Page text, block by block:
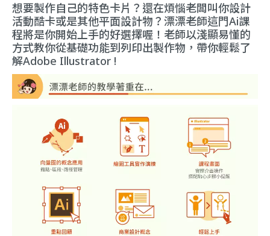
想要製作自己的特色卡片？還在煩惱老闆叫你設計
活動酷卡或是其他平面設計物？漂漂老師這門Ai課
程將是你開始上手的好選擇喔！老師以淺顯易懂的
方式教你從基礎功能到列印出製作物，帶你輕鬆了
解Adobe Illustrator !